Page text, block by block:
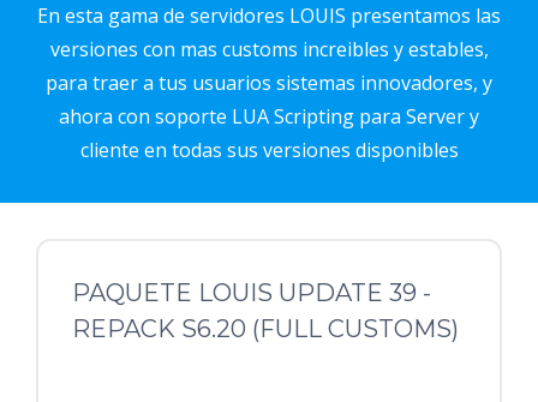
En esta gama de servidores LOUIS presentamos las
versiones con mas customs increibles y estables,
para traer a tus usuarios sistemas innovadores, y
ahora con soporte LUA Scripting para Server y
cliente en todas sus versiones disponibles
PAQUETE LOUIS UPDATE 39 -
REPACK S6.20 (FULL CUSTOMS)